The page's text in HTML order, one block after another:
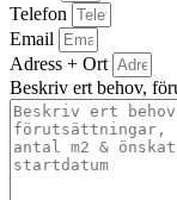
Telefon
Email
Adress + Ort
Beskriv ert behov,